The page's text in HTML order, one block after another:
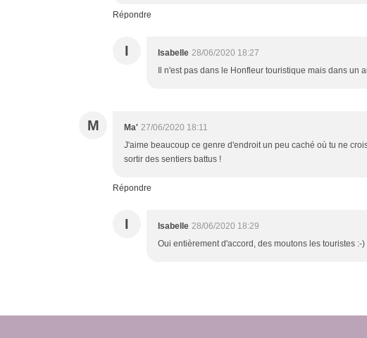
Répondre
I Isabelle 28/06/2020 18:27
Il n'est pas dans le Honfleur touristique mais dans un
M Ma' 27/06/2020 18:11
J'aime beaucoup ce genre d'endroit un peu caché où tu ne
sortir des sentiers battus !
Répondre
I Isabelle 28/06/2020 18:29
Oui entièrement d'accord, des moutons les touristes :-)